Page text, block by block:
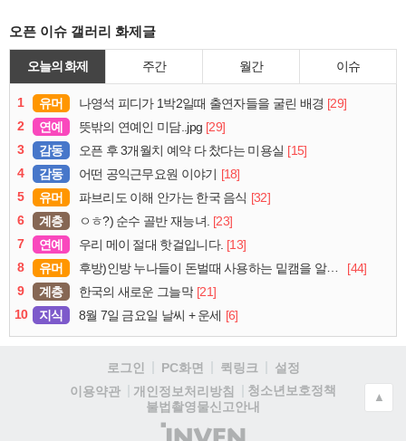
오픈 이슈 갤러리 화제글
오늘의 화제 주간 월간 이슈
1 유머 나영석 피디가 1박2일때 출연자들을 굴린 배경 [29]
2
연예 뜻밖의 연예인 미담..jpg [29]
3
감동 오픈 후 3개월치 예약 다 찼다는 미용실 [15]
4
감동 어떤 공익근무요원 이야기 [18]
5
유머 파브리도 이해 안가는 한국 음식 [32]
6
계층 ㅇㅎ?) 순수 골반 재능녀. [23]
7
연예 우리 메이 절대 핫걸입니다. [13]
8
유머 후방)인방 누나들이 돈벌때 사용하는 밑캠을 알아보자
[44]
9
계층 한국의 새로운 그늘막 [21]
10
지식 8월 7일 금요일 날씨 + 운세 [6]
로그인 PC화면 퀵링크
설정
이용약관
개인정보처리방침
청소년보호정책
불법촬영물신고안내
(주)
▲